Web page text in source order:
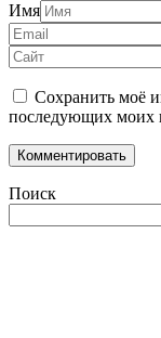
Имя
Сохранить моё
последующих моих
Поиск